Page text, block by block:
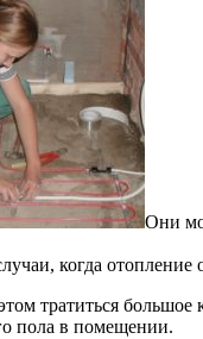
Они
когда отопление
тратиться большое
пола в помещении.